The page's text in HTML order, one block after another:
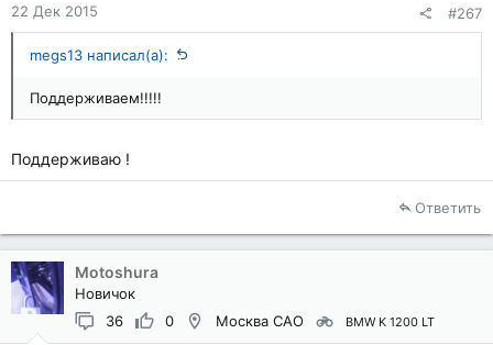
22 Дек 2015 #267
megs13 написал(а):
Поддерживаем!!!!!
Поддерживаю !
Ответить
Motoshura
Новичок
36
0 Москва САО BMW K 1200 LT